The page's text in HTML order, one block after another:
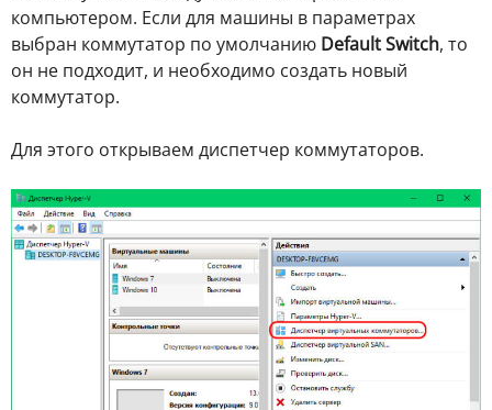
компьютером. Если для машины в параметрах
выбран коммутатор по умолчанию Default Switch, то
он не подходит, и необходимо создать новый
коммутатор.
Для этого открываем диспетчер коммутаторов.